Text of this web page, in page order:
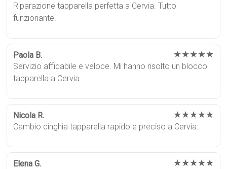
Riparazione tapparella perfetta a Cervia. Tutto
funzionante.
Paola B. ★★★★★
Servizio affidabile e veloce. Mi hanno risolto un blocco
tapparella a Cervia.
Nicola R. ★★★★★
Cambio cinghia tapparella rapido e preciso a Cervia.
Elena G. ★★★★★